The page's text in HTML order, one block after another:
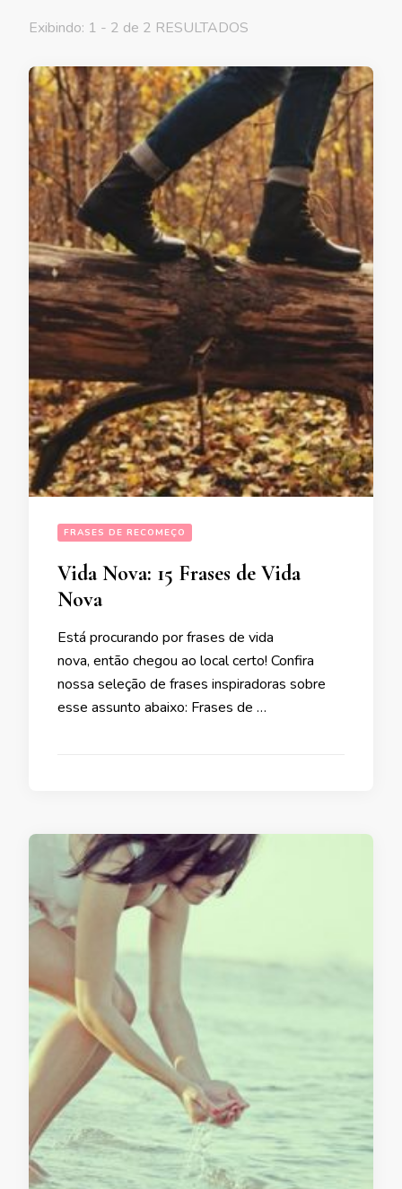
Exibindo: 1 - 2 de 2 RESULTADOS
FRASES DE RECOMEÇO
Vida Nova: 15 Frases de Vida
Nova
Está procurando por frases de vida
nova, então chegou ao local certo! Confira
nossa seleção de frases inspiradoras sobre
esse assunto abaixo: Frases de …